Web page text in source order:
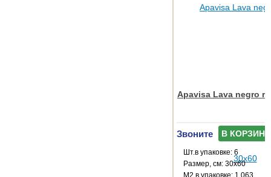
Apavisa Lava negro
Звоните В КОРЗИНУ
Шт.в упаковке: 6
Размер, см: 30x60
М2 в упаковке: 1.063